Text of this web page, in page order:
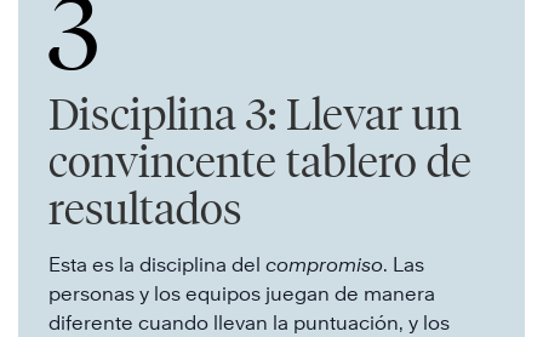
3
Disciplina 3: Llevar un
convincente tablero de
resultados
Esta es la disciplina del compromiso. Las
personas y los equipos juegan de manera
diferente cuando llevan la puntuación, y los